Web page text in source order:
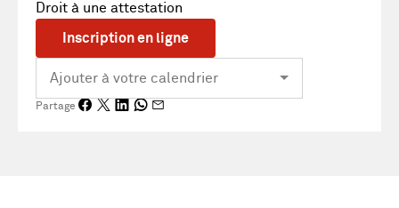
Droit à une attestation
Inscription en ligne
Partage